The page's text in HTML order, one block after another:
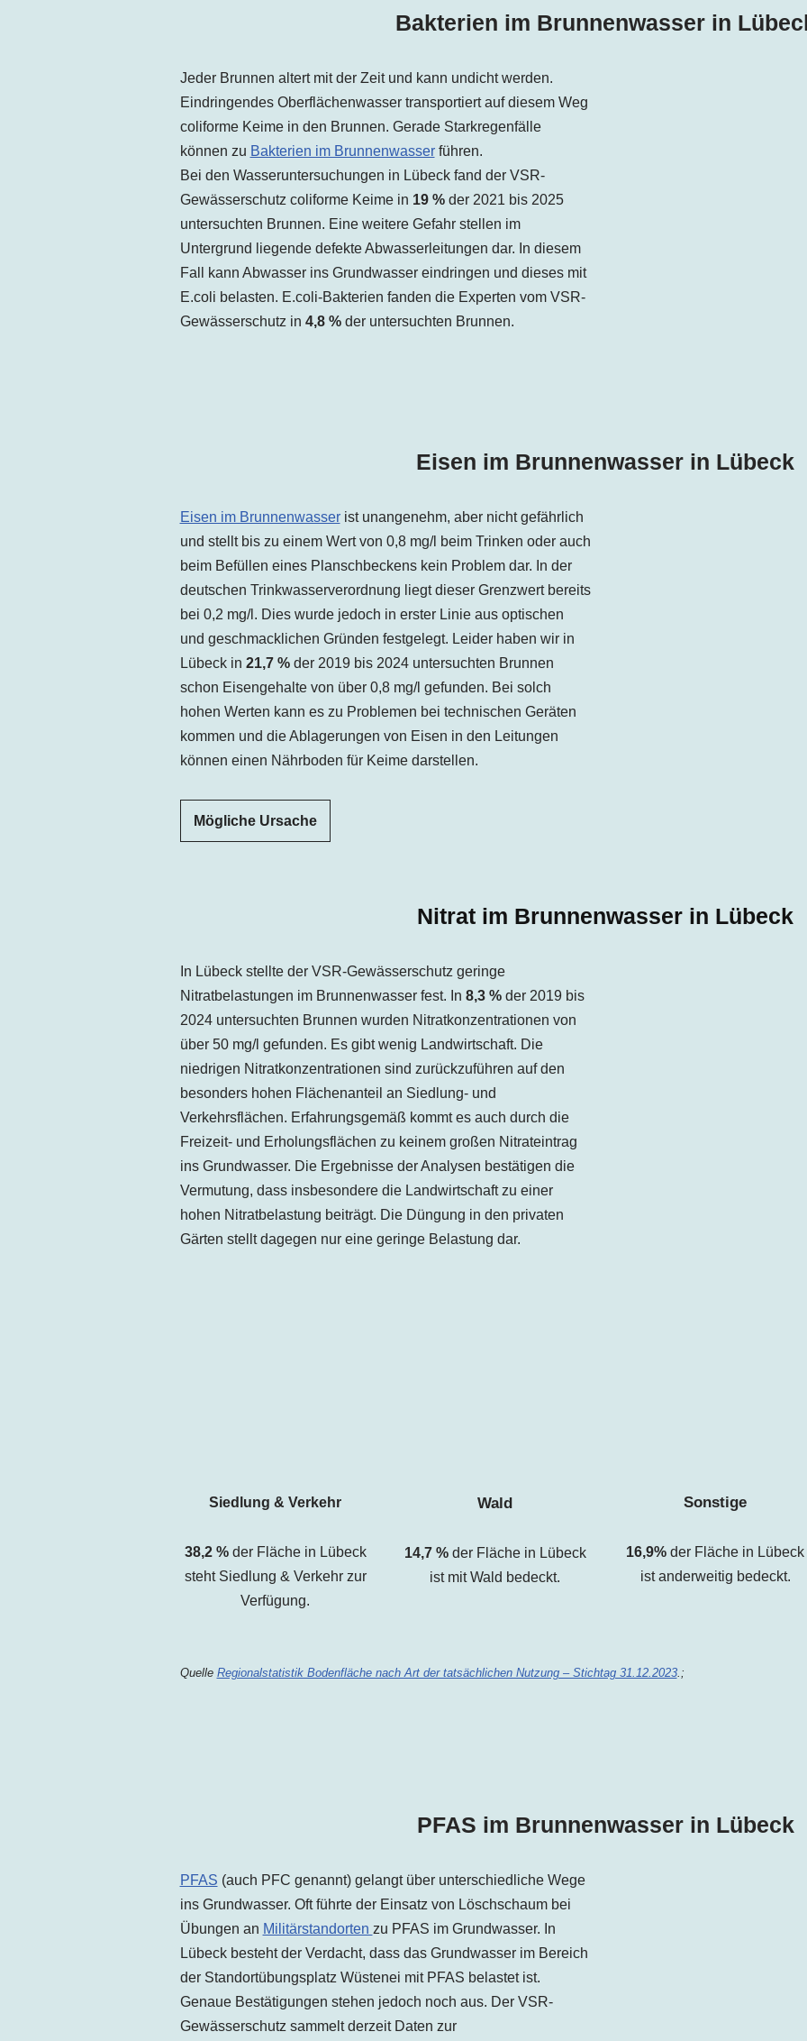
Bakterien im Brunnenwasser in
Jeder Brunnen altert mit der Zeit und kann undicht werden.
Eindringendes Oberflächenwasser transportiert auf diesem Weg
coliforme Keime in den Brunnen. Gerade Starkregenfälle
können zu Bakterien im Brunnenwasserführen.
Bei den Wasseruntersuchungen in Lübeck fand der VSR-
Gewässerschutz coliforme Keime in 19 %der 2021 bis 2025
untersuchten Brunnen. Eine weitere Gefahr stellen im
Untergrund liegende defekte Abwasserleitungen dar. In diesem
Fall kann Abwasser ins Grundwasser eindringen und dieses mit
E.coli belasten. E.coli-Bakterien fanden die Experten vom VSR-
Gewässerschutz in 4,8 %der untersuchten Brunnen.
Eisen im Brunnenwasser in Lübeck
Eisen im Brunnenwasserist unangenehm, aber nicht gefährlich
und stellt bis zu einem Wert von 0,8 mg/l beim Trinken oder auch
beim Befüllen eines Planschbeckens kein Problem dar. In der
deutschen Trinkwasserverordnung liegt dieser Grenzwert bereits
bei 0,2 mg/l. Dies wurde jedoch in erster Linie aus optischen
und geschmacklichen Gründen festgelegt. Leider haben wir in
Lübeck in 21,7 %der 2019 bis 2024 untersuchten Brunnen
schon Eisengehalte von über 0,8 mg/l gefunden. Bei solch
hohen Werten kann es zu Problemen bei technischen Geräten
kommen und die Ablagerungen von Eisen in den Leitungen
können einen Nährboden für Keime darstellen.
Mögliche Ursache
Nitrat im Brunnenwasser in Lübeck
In Lübeck stellte der VSR-Gewässerschutz geringe
Nitratbelastungen im Brunnenwasser fest. In 8,3 % der 2019 bis
2024 untersuchten Brunnen wurden Nitratkonzentrationen von
über 50 mg/l gefunden. Es gibt wenig Landwirtschaft. Die
niedrigen Nitratkonzentrationen sind zurückzuführen auf den
besonders hohen Flächenanteil an Siedlung- und
Verkehrsflächen. Erfahrungsgemäß kommt es auch durch die
Freizeit- und Erholungsflächen zu keinem großen Nitrateintrag
ins Grundwasser. Die Ergebnisse der Analysen bestätigen die
Vermutung, dass insbesondere die Landwirtschaft zu einer
hohen Nitratbelastung beiträgt. Die Düngung in den privaten
Gärten stellt dagegen nur eine geringe Belastung dar.
Siedlung & Verkehr
38,2 %der Fläche in Lübeck
steht Siedlung & Verkehr zur
Verfügung.
Wald
14,7 %der Fläche in Lübeck
ist mit Wald bedeckt.
Sonstige
16,9% der Fläche in Lübeck
ist anderweitig bedeckt.
Quelle Regionalstatistik Bodenfläche nach Art der tatsächlichen Nutzung – Stichtag 31.12.2023. ;
PFAS im Brunnenwasser in Lübeck
PFAS (auch PFC genannt) gelangt über unterschiedliche Wege
ins Grundwasser. Oft führte der Einsatz von Löschschaum bei
Übungen an Militärstandorten zu PFAS im Grundwasser. In
Lübeck besteht der Verdacht, dass das Grundwasser im Bereich
der Standortübungsplatz Wüstenei mit PFAS belastet ist.
Genaue Bestätigungen stehen jedoch noch aus. Der VSR-
Gewässerschutz sammelt derzeit Daten zur